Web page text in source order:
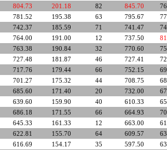
804.73 201.18 82 845.70
781.52 195.38 63 795.67
742.37 185.59 71 741.47
764.00 191.00 12 737.50
763.38 190.84 32 770.60
727.48 181.87 46 727.41
717.76 179.44 66 752.15
701.27 175.32 44 708.75
685.60 171.40 20 732.00
639.60 159.90 40 610.33
686.18 171.55 66 664.93
645.33 161.33 12 663.00
622.81 155.70 64 609.57
616.69 154.17 35 597.50